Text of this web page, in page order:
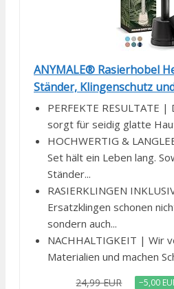
ANYMALE® Rasierhobel
Ständer, Klingenschutz
PERFEKTE RESULTATE
sorgt für seidig glatte
HOCHWERTIG &
Set hält ein Leben lang.
Ständer...
RASIERKLINGEN
Ersatzklingen schonen
sondern auch...
NACHHALTIGKEIT | Wir
Materialien und machen
24,99 EUR −5,00